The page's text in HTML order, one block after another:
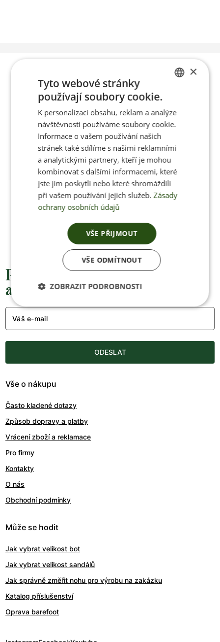
Poradíme vám s
výběrem
Po-Pá 8:00 – 17:00
Jan Pančocha
Přednostní informace o soutěžích,
akcích a novinkách
Váš e-mail
ODESLAT
Vše o nákupu
Často kladené dotazy
Způsob dopravy a platby
Vrácení zboží a reklamace
Pro firmy
Kontakty
O nás
Obchodní podmínky
Může se hodit
Jak vybrat velikost bot
Jak vybrat velikost sandálů
Jak správně změřit nohu pro výrobu na zakázku
Katalog příslušenství
Oprava barefoot
ENGLISH
×
Tyto webové stránky
používají soubory cookie.
K personalizaci obsahu, reklam a analýze
návštěvnosti používáme soubory cookie.
Informace o vašem používání našich
stránek také sdílíme s našimi reklamními
a analytickými partnery, kteří je mohou
kombinovat s dalšími informacemi, které
jste jim poskytli nebo které shromáždili
při vašem používání jejich služeb. Zásady
ochrany osobních údajů
VŠE PŘIJMOUT
VŠE ODMÍTNOUT
ZOBRAZIT PODROBNOSTI